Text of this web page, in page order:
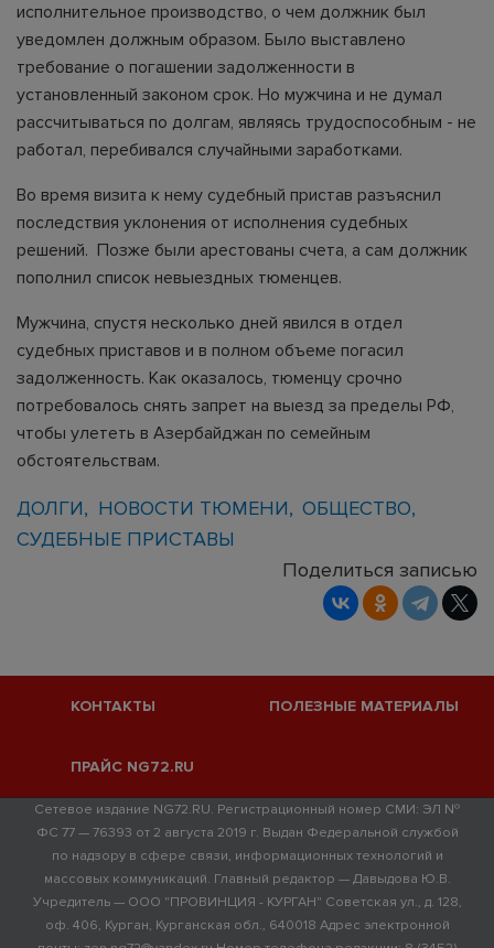
исполнительное производство, о чем должник был
уведомлен должным образом. Было выставлено
требование о погашении задолженности в
установленный законом срок. Но мужчина и не думал
рассчитываться по долгам, являясь трудоспособным - не
работал, перебивался случайными заработками.
Во время визита к нему судебный пристав разъяснил
последствия уклонения от исполнения судебных
решений. Позже были арестованы счета, а сам должник
пополнил список невыездных тюменцев.
Мужчина, спустя несколько дней явился в отдел
судебных приставов и в полном объеме погасил
задолженность. Как оказалось, тюменцу срочно
потребовалось снять запрет на выезд за пределы РФ,
чтобы улететь в Азербайджан по семейным
обстоятельствам.
ДОЛГИ НОВОСТИ ТЮМЕНИ
ОБЩЕСТВО
СУДЕБНЫЕ ПРИСТАВЫ
Поделиться записью
КОНТАКТЫ ПОЛЕЗНЫЕ МАТЕРИАЛЫ
ПРАЙС NG72.RU
Сетевое издание NG72.RU. Регистрационный номер СМИ: ЭЛ №
ФС 77 — 76393 от 2 августа 2019 г. Выдан Федеральной службой
по надзору в сфере связи, информационных технологий и
массовых коммуникаций. Главный редактор — Давыдова Ю.В.
Учредитель — ООО "ПРОВИНЦИЯ - КУРГАН" Советская ул., д. 128,
оф. 406, Курган, Курганская обл., 640018 Адрес электронной